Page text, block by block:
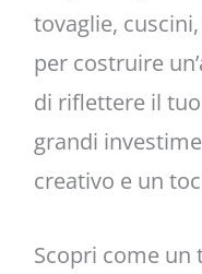
tovaglie,
per costruire
di riflettere il
grandi
creativo e un
Scopri come